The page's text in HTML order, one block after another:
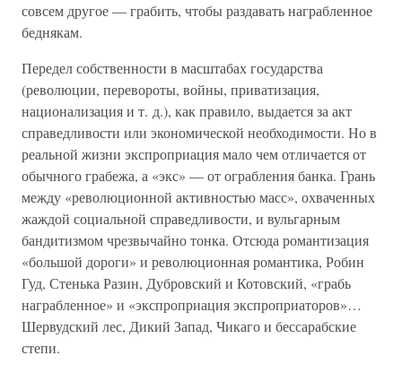
совсем другое — грабить, чтобы раздавать награбленное
беднякам.
Передел собственности в масштабах государства
(революции, перевороты, войны, приватизация,
национализация и т. д.), как правило, выдается за акт
справедливости или экономической необходимости. Но в
реальной жизни экспроприация мало чем отличается от
обычного грабежа, а «экс» — от ограбления банка. Грань
между «революционной активностью масс», охваченных
жаждой социальной справедливости, и вульгарным
бандитизмом чрезвычайно тонка. Отсюда романтизация
«большой дороги» и революционная романтика, Робин
Гуд, Стенька Разин, Дубровский и Котовский, «грабь
награбленное» и «экспроприация экспроприаторов»…
Шервудский лес, Дикий Запад, Чикаго и бессарабские
степи.